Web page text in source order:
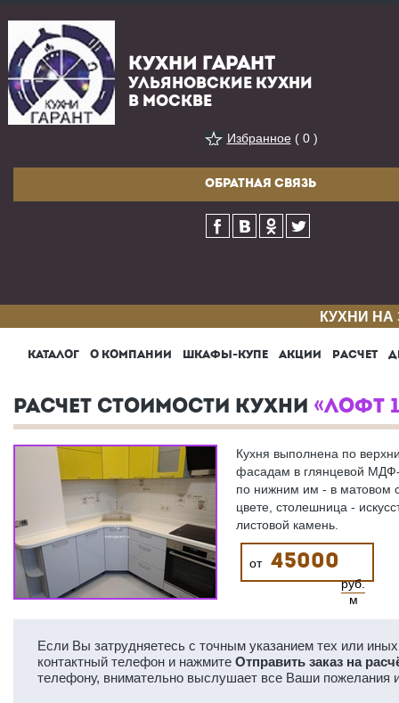
КУХНИ ГАРАНТ
УЛЬЯНОВСКИЕ КУХНИ
В МОСКВЕ
Избранное( 0 )
ОБРАТНАЯ СВЯЗЬ
КУХНИ
КАТАЛОГ О КОМПАНИИ ШКАФЫ-КУПЕ АКЦИИ РАСЧЕТ
РАСЧЕТ СТОИМОСТИ КУХНИ «ЛОФТ
Кухня выполнена по
фасадам в глянцевой
по нижним им - в матовом
цвете, столешница -
листовой камень.
от 45000
руб.
м
Если Вы затрудняетесь с точным указанием тех или
контактный телефон и нажмите Отправить заказ на
телефону, внимательно выслушает все Ваши пожелания